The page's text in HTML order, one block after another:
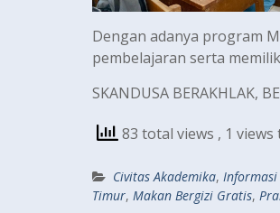
Dengan adanya program
pembelajaran serta
SKANDUSA BERAKHLAK,
83 total views , 1 views
Civitas Akademika, Informasi
Timur, Makan Bergizi Gratis,